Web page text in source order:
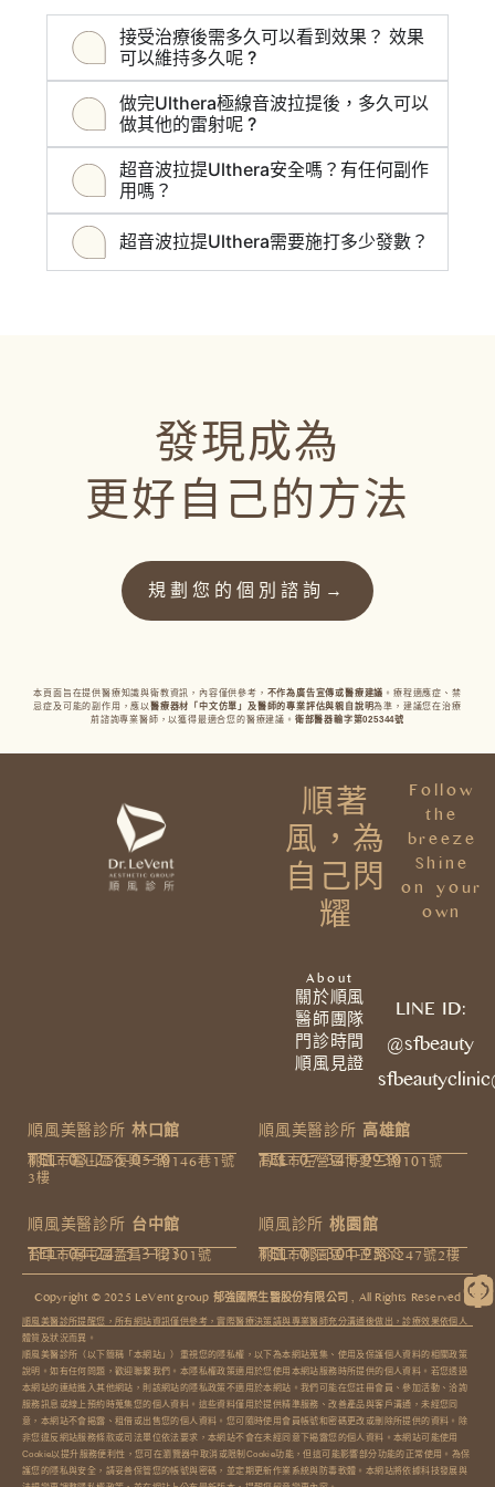
接受治療後需多久可以看到效果？ 效果
可以維持多久呢 ?
做完Ulthera極線音波拉提後，多久可以
做其他的雷射呢 ?
超音波拉提Ulthera安全嗎？有任何副作
用嗎？
超音波拉提Ulthera需要施打多少發數？
發現成為
更好自己的方法
規劃您的個別諮詢→
本頁面旨在提供醫療知識與衛教資訊，內容僅供參考， 不作為廣告宣傳或醫療建議 。療程適應症、禁
忌症及可能的副作用，應以 醫療器材「中文仿單」及醫師的專業評估與親自說明為準，建議您在治療
前諮詢專業醫師，以獲得最適合您的醫療建議。 衛部醫器輸字第025344號
順著
風，為
自己閃
耀
Follow
the
breeze
Shine
on your
own
About
關於順風
醫師團隊
門診時間
順風見證
LINE ID:
@sfbeauty
順風美醫診所 林口館
TEL: 03-255-0550
桃園市龜山區復興一路146巷1號
3樓​
順風美醫診所 高雄館
TEL: 07-341-9930
高雄市左營區博愛三路101號
順風美醫診所 台中館
TEL: 04-2475-3123
台中市南屯區益昌一街101號
順風診所桃園館
TEL: 03-301-9588
桃園市桃園區中正路1247號2樓
Copyright © 2025 LeVent group 郁強國際生醫股份有限公司 , All Rights Reserved​
順風美醫診所提醒您，所有網站資訊僅供參考，實際醫療決策請與專業醫師充分溝通後做出，診療效果依個人
體質及狀況而異。
順風美醫診所（以下簡稱「本網站」）重視您的隱私權，以下為本網站蒐集、使用及保護個人資料的相關政策
說明。如有任何問題，歡迎聯繫我們。本隱私權政策適用於您使用本網站服務時所提供的個人資料。若您透過
本網站的連結進入其他網站，則該網站的隱私政策不適用於本網站。我們可能在您註冊會員、參加活動、洽詢
服務訊息或線上預約時蒐集您的個人資料。這些資料僅用於提供精準服務、改善產品與客戶溝通，未經您同
意，本網站不會揭露、租借或出售您的個人資料。您可隨時使用會員帳號和密碼更改或刪除所提供的資料。除
非您違反網站服務條款或司法單位依法要求，本網站不會在未經同意下揭露您的個人資料。本網站可能使用
Cookie以提升服務便利性，您可在瀏覽器中取消或限制Cookie功能，但這可能影響部分功能的正常使用。為保
護您的隱私與安全，請妥善保管您的帳號與密碼，並定期更新作業系統與防毒軟體。本網站將依據科技發展與